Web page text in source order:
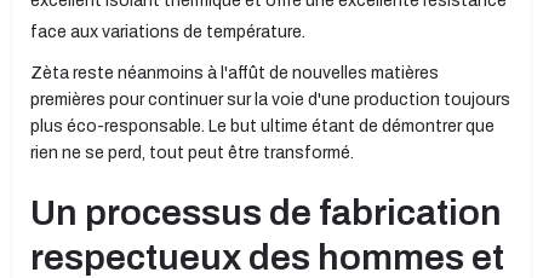
face aux variations de température.
Zèta reste néanmoins à l'affût de nouvelles matières
premières pour continuer sur la voie d'une production toujours
plus éco-responsable. Le but ultime étant de démontrer que
rien ne se perd, tout peut être transformé.
Un processus de fabrication
respectueux des hommes et